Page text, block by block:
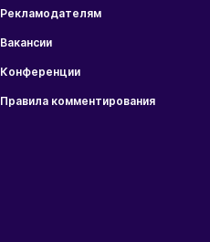
Рекламодателям
Вакансии
Конференции
Правила комментирования